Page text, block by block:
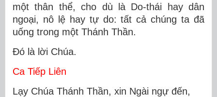
một thân thể, cho dù là Do-thái hay dân
ngoại, nô lệ hay tự do: tất cả chúng ta đã
uống trong một Thánh Thần.
Ðó là lời Chúa.
Ca Tiếp Liên
Lạy Chúa Thánh Thần, xin Ngài ngự đến,